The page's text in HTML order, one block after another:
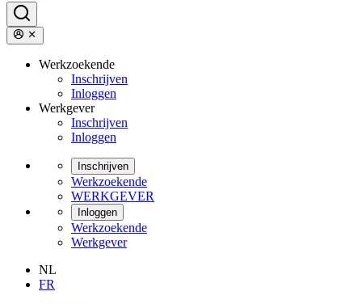
Werkzoekende
Inschrijven
Inloggen
Werkgever
Inschrijven
Inloggen
Inschrijven
Werkzoekende
WERKGEVER
Inloggen
Werkzoekende
Werkgever
NL
FR